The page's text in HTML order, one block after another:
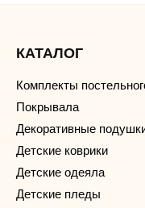
КАТАЛОГ
Комплекты
Покрывала
Декоративные
Детские коврики
Детские одеяла
Детские пледы